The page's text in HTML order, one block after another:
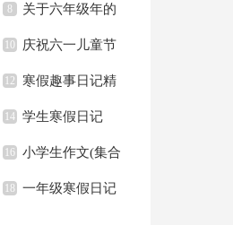
六年级作文
8 关于六年级年的
作文300字集合8篇
10 庆祝六一儿童节
日记
12 寒假趣事日记精
选15篇
14 学生寒假日记
【热】
16 小学生作文(集合
15篇)
18 一年级寒假日记